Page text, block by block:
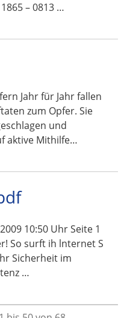
– 0813 …
Jahr für Jahr fallen
zum Opfer. Sie
und
aktive Mithilfe…
10:50 Uhr Seite 1
So surft ih lnternet S
Sicherheit im
…